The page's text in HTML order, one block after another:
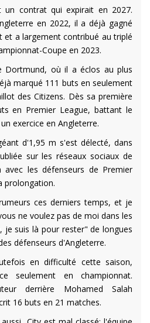
contrat qui expirait en 2027.
en 2022, il a déjà gagné
et a largement contribué au triplé
Coupe en 2023.
Dortmund, où il a éclos au plus
marqué 111 buts en seulement
des Citizens. Dès sa première
en Premier League, battant le
exercice en Angleterre.
d'1,95 m s'est délecté, dans
sur les réseaux sociaux de
les défenseurs de Premier
prolongation.
ces derniers temps, et je
ne voulez pas de moi dans les
je suis là pour rester" de longues
défenseurs d'Angleterre.
en difficulté cette saison,
seulement en championnat.
derrière Mohamed Salah
16 buts en 21 matches.